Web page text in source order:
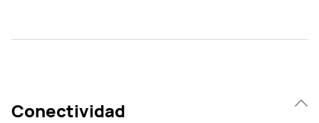
Conectividad